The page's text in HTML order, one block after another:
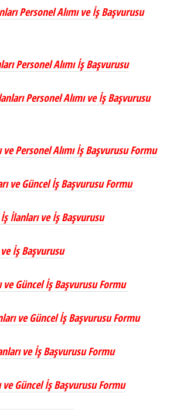
Personel Alımı ve İş Başvurusu
Personel Alımı İş Başvurusu
Personel Alımı ve İş Başvurusu
Personel Alımı İş Başvurusu Formu
ve Güncel İş Başvurusu Formu
İlanları ve İş Başvurusu
İş Başvurusu
ve Güncel İş Başvurusu Formu
ve Güncel İş Başvurusu Formu
ve İş Başvurusu Formu
Güncel İş Başvurusu Formu